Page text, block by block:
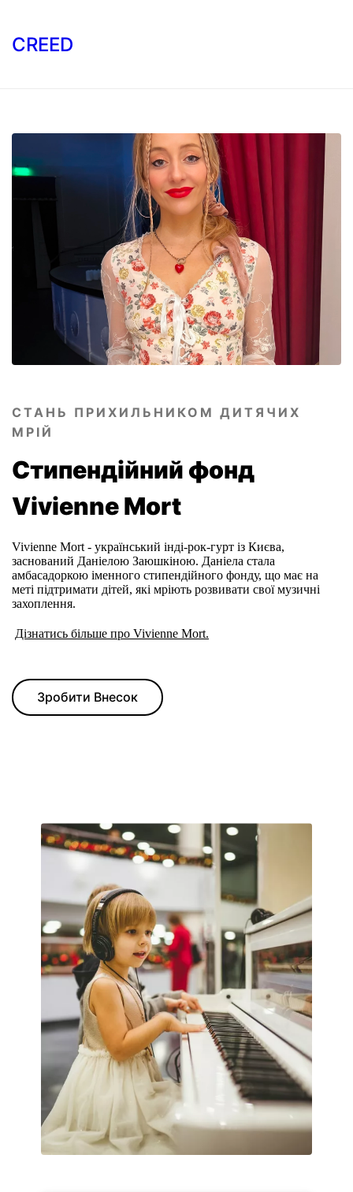
CREED
СТАНЬ ПРИХИЛЬНИКОМ ДИТЯЧИХ
МРІЙ
Стипендійний фонд
Vivienne Mort
Vivienne Mort - український інді-рок-гурт із Києва,
заснований Даніелою Заюшкіною. Даніела стала
амбасадоркою іменного стипендійного фонду, що має на
меті підтримати дітей, які мріють розвивати свої музичні
захоплення.
Дізнатись більше про Vivienne Mort.
Зробити Внесок